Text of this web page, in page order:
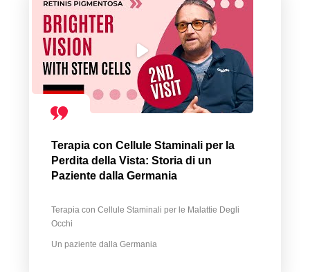
Terapia con Cellule Staminali per la
Perdita della Vista: Storia di un
Paziente dalla Germania
Terapia con Cellule Staminali per le Malattie Degli
Occhi
Un paziente dalla Germania